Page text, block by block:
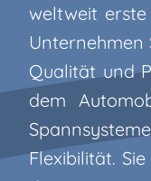
weltweit
Unternehmen
Qualität und
dem
Flexibilität.